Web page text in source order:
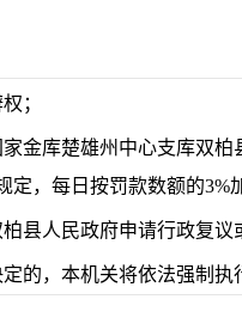
；
金库楚雄州中心支库双
，每日按罚款数额的3%
县人民政府申请行政复议
的，本机关将依法强制执